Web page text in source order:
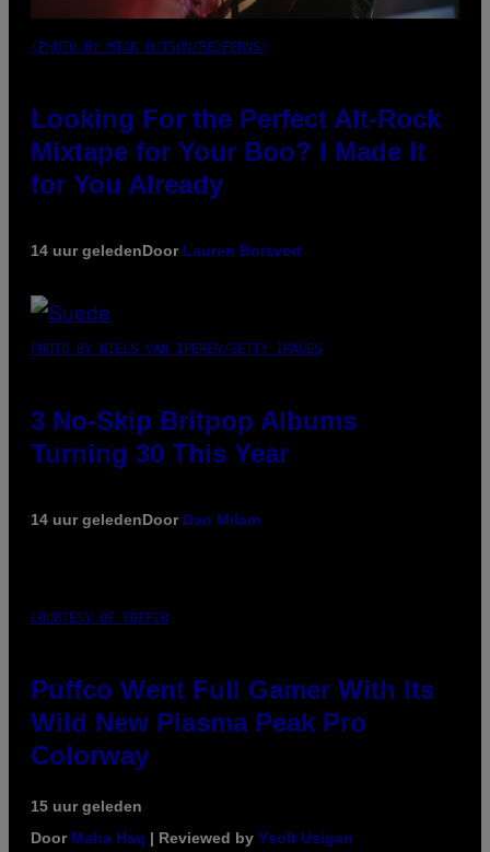
(PHOTO BY MICK HUTSON/REDFERNS)
Looking For the Perfect Alt-Rock
Mixtape for Your Boo? I Made It
for You Already
14 uur geledenDoor Lauren Boisvert
PHOTO BY NIELS VAN IPEREN/GETTY IMAGES
3 No-Skip Britpop Albums
Turning 30 This Year
14 uur geledenDoor Dan Milam
COURTESY OF PUFFCO
Puffco Went Full Gamer With Its
Wild New Plasma Peak Pro
Colorway
15 uur geleden
Door Maha Haq | Reviewed by Ysolt Usigan